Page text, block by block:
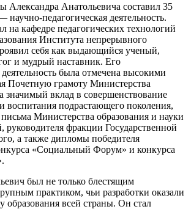
Александра Анатольевича составил 35
научно-педагогическая деятельность.
кафедре педагогических технологий
Института непрерывного
себя как выдающийся ученый,
и мудрый наставник. Его
была отмечена высокими
Почетную грамоту Министерства
значимый вклад в совершенствование
воспитания подрастающего поколения,
Министерства образования и науки
фракции Государственной
а также дипломы победителя
«Социальный Форум» и конкурса
был не только блестящим
практиком, чьи разработки оказали
образования всей страны. Он стал